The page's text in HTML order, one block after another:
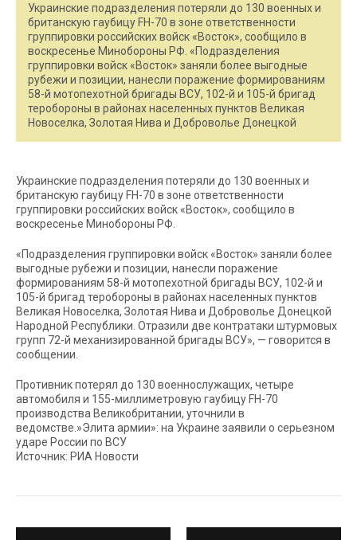
Украинские подразделения потеряли до 130 военных и
британскую гаубицу FH-70 в зоне ответственности
группировки российских войск «Восток», сообщило в
воскресенье Минобороны РФ. «Подразделения
группировки войск «Восток» заняли более выгодные
рубежи и позиции, нанесли поражение формированиям
58-й мотопехотной бригады ВСУ, 102-й и 105-й бригад
теробороны в районах населенных пунктов Великая
Новоселка, Золотая Нива и Доброволье Донецкой
Украинские подразделения потеряли до 130 военных и
британскую гаубицу FH-70 в зоне ответственности
группировки российских войск «Восток», сообщило в
воскресенье Минобороны РФ.
«Подразделения группировки войск «Восток» заняли более
выгодные рубежи и позиции, нанесли поражение
формированиям 58-й мотопехотной бригады ВСУ, 102-й и
105-й бригад теробороны в районах населенных пунктов
Великая Новоселка, Золотая Нива и Доброволье Донецкой
Народной Республики. Отразили две контратаки штурмовых
групп 72-й механизированной бригады ВСУ», — говорится в
сообщении.
Противник потерял до 130 военнослужащих, четыре
автомобиля и 155-миллиметровую гаубицу FH-70
производства Великобритании, уточнили в
ведомстве.»Элита армии»: на Украине заявили о серьезном
ударе России по ВСУ
Источник: РИА Новости